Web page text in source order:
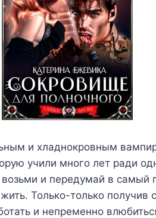
и хладнокровным
учили много лет ради
возьми и передумай в самый
Только-только получив
и непременно